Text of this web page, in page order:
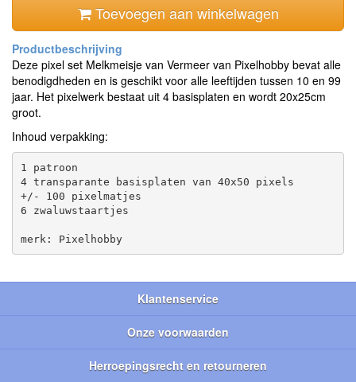
Toevoegen aan winkelwagen
Deze pixel set Melkmeisje van Vermeer van Pixelhobby bevat alle
benodigdheden en is geschikt voor alle leeftijden tussen 10 en 99
jaar. Het pixelwerk bestaat uit 4 basisplaten en wordt 20x25cm
groot.
Inhoud verpakking:
1 patroon
4 transparante basisplaten van 40x50 pixels
+/- 100 pixelmatjes
6 zwaluwstaartjes
merk: Pixelhobby
Klantenservice
Onze voorwaarden
Herroepingsrecht en retourneren